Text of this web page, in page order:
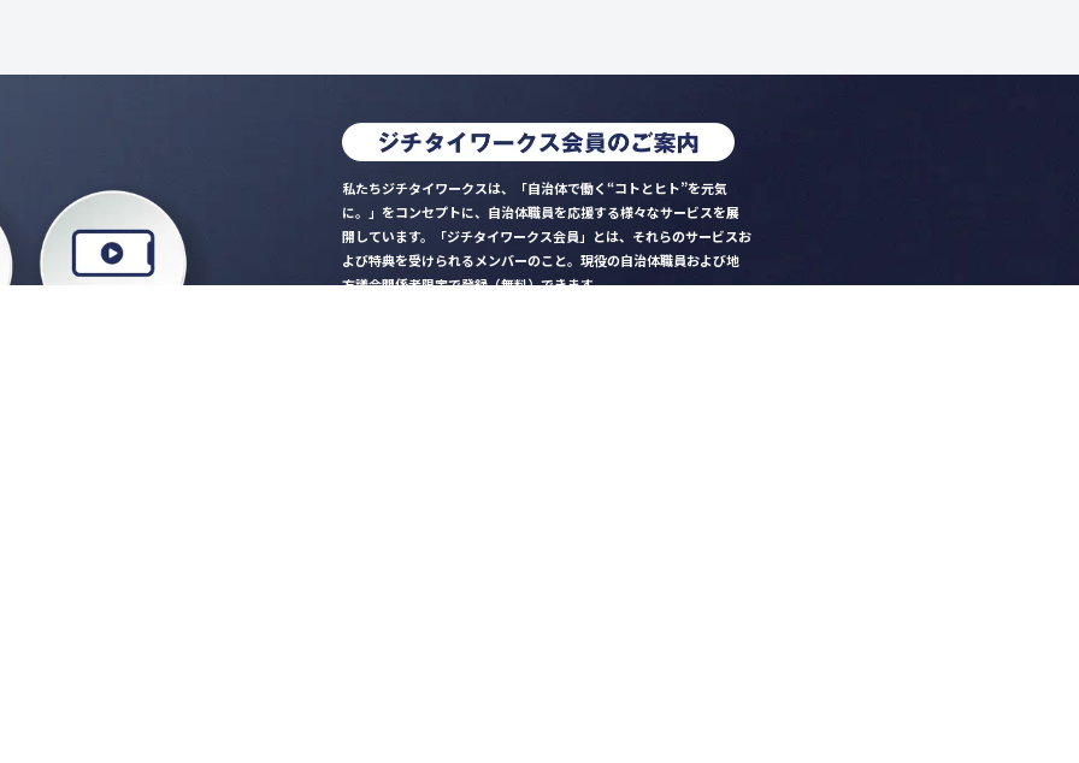
私たちジチタイワークスは、「自治体で働く“コトとヒト”を元気
に。」をコンセプトに、自治体職員を応援する様々なサービスを展
開しています。「ジチタイワークス会員」とは、それらのサービスお
よび特典を受けられるメンバーのこと。現役の自治体職員および地
方議会関係者限定で登録（無料）できます。